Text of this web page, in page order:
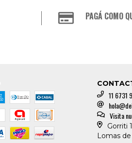
PAGÁ COMO
11 6731
Visita
Gorriti
Lomas